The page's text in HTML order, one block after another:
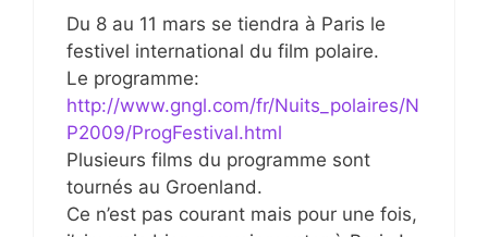
Du 8 au 11 mars se tiendra à Paris le
festivel international du film polaire.
Le programme:
http://www.gngl.com/fr/Nuits_polaires/N
P2009/ProgFestival.html
Plusieurs films du programme sont
tournés au Groenland.
Ce n’est pas courant mais pour une fois,